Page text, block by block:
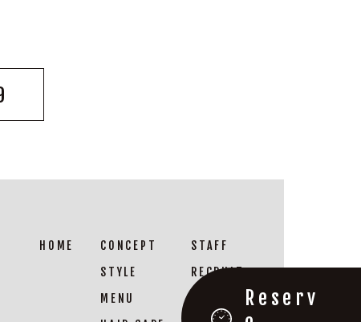
Reserv
HOME CONCEPT
STYLE
MENU
STAFF
RECRUIT
SALON INFO